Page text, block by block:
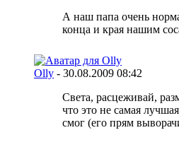
А наш папа очень
конца и края нашим
Olly - 30.08.2009 08:42
Света, расцеживай,
что это не самая
смог (его прям